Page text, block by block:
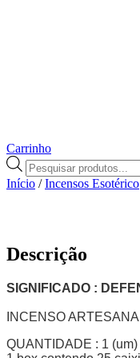
Carrinho
Pesquisar
produtos
Início /Incensos Esotérico
Descrição
SIGNIFICADO :
INCENSO
QUANTIDADE : 1 (um)